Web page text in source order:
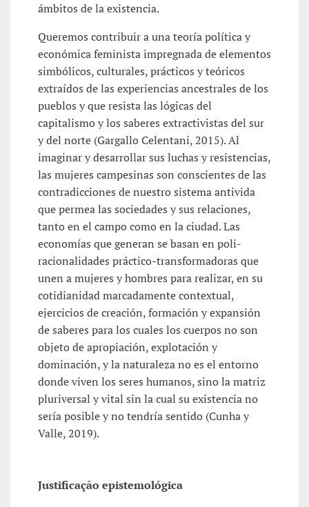
ámbitos de la existencia.
Queremos contribuir a una teoría política y
económica feminista impregnada de elementos
simbólicos, culturales, prácticos y teóricos
extraídos de las experiencias ancestrales de los
pueblos y que resista las lógicas del
capitalismo y los saberes extractivistas del sur
y del norte (Gargallo Celentani, 2015). Al
imaginar y desarrollar sus luchas y resistencias,
las mujeres campesinas son conscientes de las
contradicciones de nuestro sistema antivida
que permea las sociedades y sus relaciones,
tanto en el campo como en la ciudad. Las
economías que generan se basan en poli-
racionalidades práctico-transformadoras que
unen a mujeres y hombres para realizar, en su
cotidianidad marcadamente contextual,
ejercicios de creación, formación y expansión
de saberes para los cuales los cuerpos no son
objeto de apropiación, explotación y
dominación, y la naturaleza no es el entorno
donde viven los seres humanos, sino la matriz
pluriversal y vital sin la cual su existencia no
sería posible y no tendría sentido (Cunha y
Valle, 2019).
Justificação epistemológica